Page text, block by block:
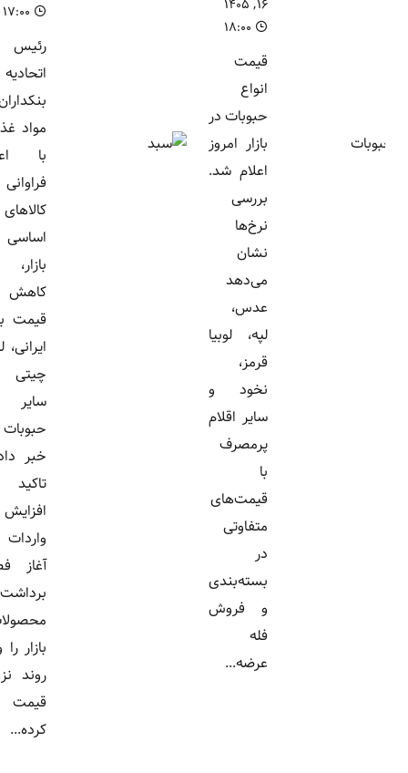
قیمت
انواع
حبوبات در
بازار امروز
اعلام شد.
بررسی
نرخ‌ها
نشان
می‌دهد
عدس،
لپه، لوبیا
قرمز،
نخود و
سایر اقلام
پرمصرف
قیمت‌های
متفاوتی
بسته‌بندی
و فروش
عرضه...
رئیس
اتحادیه
بنکداران
مواد غذایی
با اعلام
فراوانی
کالاهای
اساسی در
بازار، از
کاهش
قیمت برنج
ایرانی، لوبیا
چیتی و
سایر
حبوبات
خبر داد و
تاکید کرد
افزایش
واردات و
آغاز فصل
برداشت
محصولات،
بازار را وارد
روند نزولی
قیمت ها
کرده...